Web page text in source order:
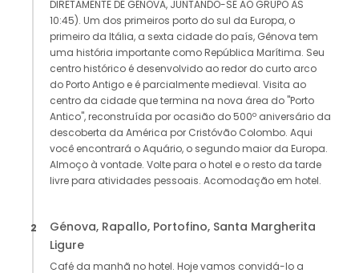
DIRETAMENTE DE GÊNOVA, JUNTANDO-SE AO GRUPO ÀS
10:45). Um dos primeiros porto do sul da Europa, o
primeiro da Itália, a sexta cidade do país, Gênova tem
uma história importante como República Marítima. Seu
centro histórico é desenvolvido ao redor do curto arco
do Porto Antigo e é parcialmente medieval. Visita ao
centro da cidade que termina na nova área do "Porto
Antico", reconstruída por ocasião do 500º aniversário da
descoberta da América por Cristóvão Colombo. Aqui
você encontrará o Aquário, o segundo maior da Europa.
Almoço à vontade. Volte para o hotel e o resto da tarde
livre para atividades pessoais. Acomodação em hotel.
2
Génova, Rapallo, Portofino, Santa Margherita
Ligure
Café da manhã no hotel. Hoje vamos convidá-lo a